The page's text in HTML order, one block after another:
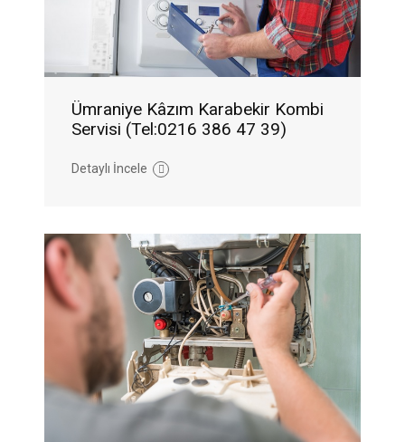
Ümraniye Kâzım Karabekir Kombi
Servisi (Tel:0216 386 47 39)
Detaylı İncele